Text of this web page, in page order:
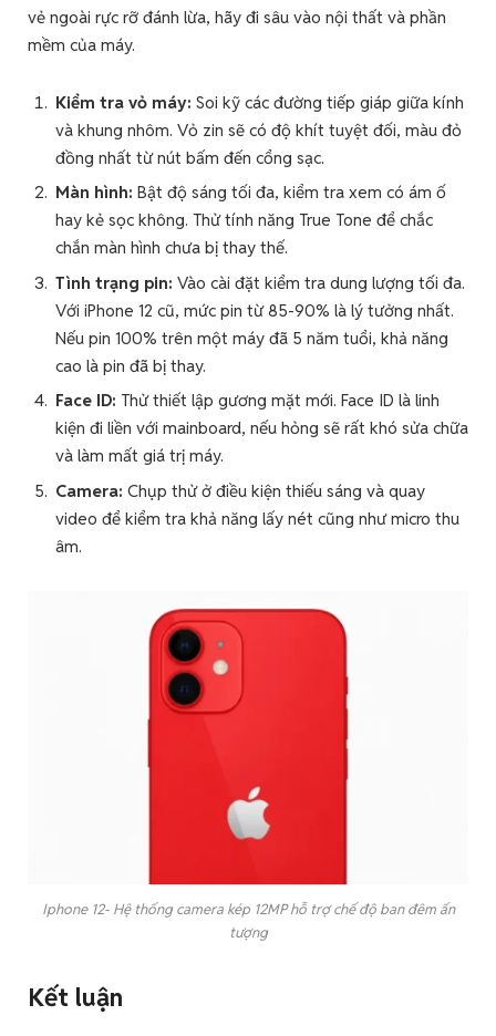
vẻ ngoài rực rỡ đánh lừa, hãy đi sâu vào nội thất và phần
mềm của máy.
Kiểm tra vỏ máy: Soi kỹ các đường tiếp giáp giữa kính
và khung nhôm. Vỏ zin sẽ có độ khít tuyệt đối, màu đỏ
đồng nhất từ nút bấm đến cổng sạc.
Màn hình: Bật độ sáng tối đa, kiểm tra xem có ám ố
hay kẻ sọc không. Thử tính năng True Tone để chắc
chắn màn hình chưa bị thay thế.
Tình trạng pin: Vào cài đặt kiểm tra dung lượng tối đa.
Với iPhone 12 cũ, mức pin từ 85-90% là lý tưởng nhất.
Nếu pin 100% trên một máy đã 5 năm tuổi, khả năng
cao là pin đã bị thay.
Face ID: Thử thiết lập gương mặt mới. Face ID là linh
kiện đi liền với mainboard, nếu hỏng sẽ rất khó sửa chữa
và làm mất giá trị máy.
Camera: Chụp thử ở điều kiện thiếu sáng và quay
video để kiểm tra khả năng lấy nét cũng như micro thu
âm.
Iphone 12- Hệ thống camera kép 12MP hỗ trợ chế độ ban đêm ấn
tượng
Kết luận